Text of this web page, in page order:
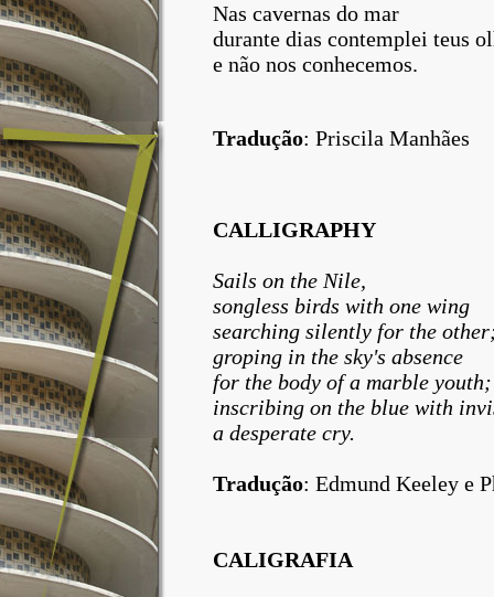
Nas cavernas do mar
durante dias contemplei teus
e não nos conhecemos.
Tradução: Priscila Manhães
CALLIGRAPHY
Sails on the Nile,
songless birds with one wing
searching silently for the
groping in the sky's absence
for the body of a marble youth;
inscribing on the blue with
a desperate cry.
Tradução: Edmund Keeley e
CALIGRAFIA